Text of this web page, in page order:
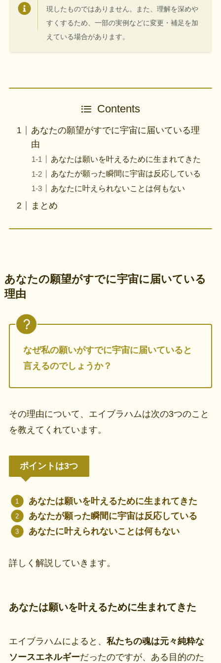
現したものではありません。また、理解を深めや
すくするため、一部の実例などに変更・補足を加
えている場合があります。
Contents
あなたの願望がすでに宇宙に届いている理
由
あなたは願いを叶えるために生まれてきた
あなたが願った瞬間に宇宙は反応している
あなたに叶えられないことは何もない
まとめ
あなたの願望がすでに宇宙に届いている
理由
なぜ私の願いがすでに宇宙に届いていると
言えるのでしょうか？
その理由について、エイブラハムは次の3つのこと
を教えてくれています。
ポイントは3つ
あなたは願いを叶えるために生まれてきた
あなたが願った瞬間に宇宙は反応している
あなたに叶えられないことは何もない
詳しく解説していきます。
あなたは願いを叶えるために生まれてきた
エイブラハムによると、 私たちの魂は元々純粋な
ソースエネルギーだったのですが、ある目的のた